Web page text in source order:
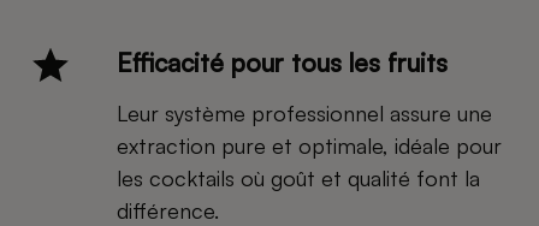
Efficacité pour tous les fruits
Leur système professionnel assure une
extraction pure et optimale, idéale pour
les cocktails où goût et qualité font la
différence.